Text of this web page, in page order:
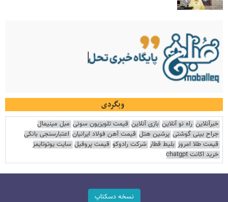
وبگردی
خبرآنلاین راه نو آنلاین بازی آنلاین قیمت تلویزیون سونی مبل مینیمال
جراح بینی گوشتی پرشین هتل قیمت آهن فولاد ایرانیان اعتبارسنجی بانکی
قیمت طلا امروز بلیط قطار شرکت رادوکو قیمت پروفیل سایت یوتوتایمز
خرید اکانت chatgpt
نسخه دسکتاپ